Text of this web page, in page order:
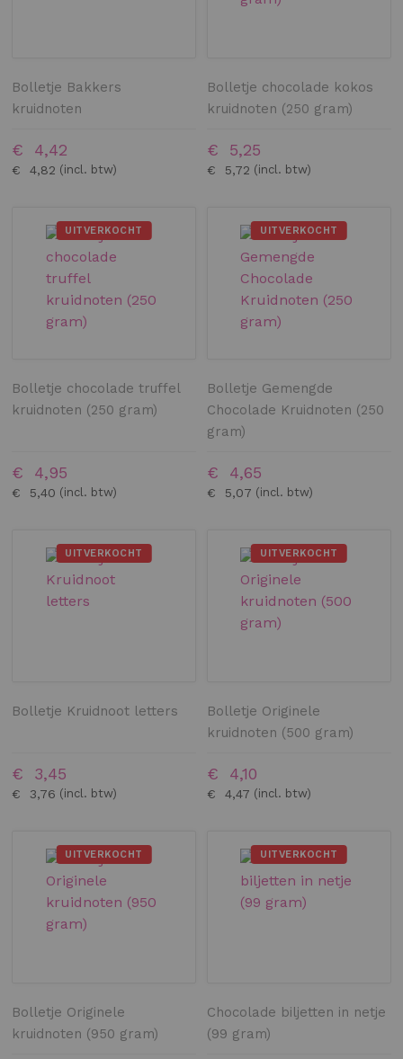
Bolletje Bakkers
kruidnoten
€ 4,82
€ 4,42
Bolletje chocolade kokos
kruidnoten (250 gram)
€ 5,72
€ 5,25
UITVERKOCHT
Bolletje chocolade truffel
kruidnoten (250 gram)
€ 5,40
€ 4,95
UITVERKOCHT
Bolletje Gemengde
Chocolade Kruidnoten (250
gram)
€ 5,07
€ 4,65
UITVERKOCHT
Bolletje Kruidnoot letters
€ 3,76
€ 3,45
UITVERKOCHT
Bolletje Originele
kruidnoten (500 gram)
€ 4,47
€ 4,10
UITVERKOCHT
Bolletje Originele
kruidnoten (950 gram)
UITVERKOCHT
Chocolade biljetten in netje
(99 gram)